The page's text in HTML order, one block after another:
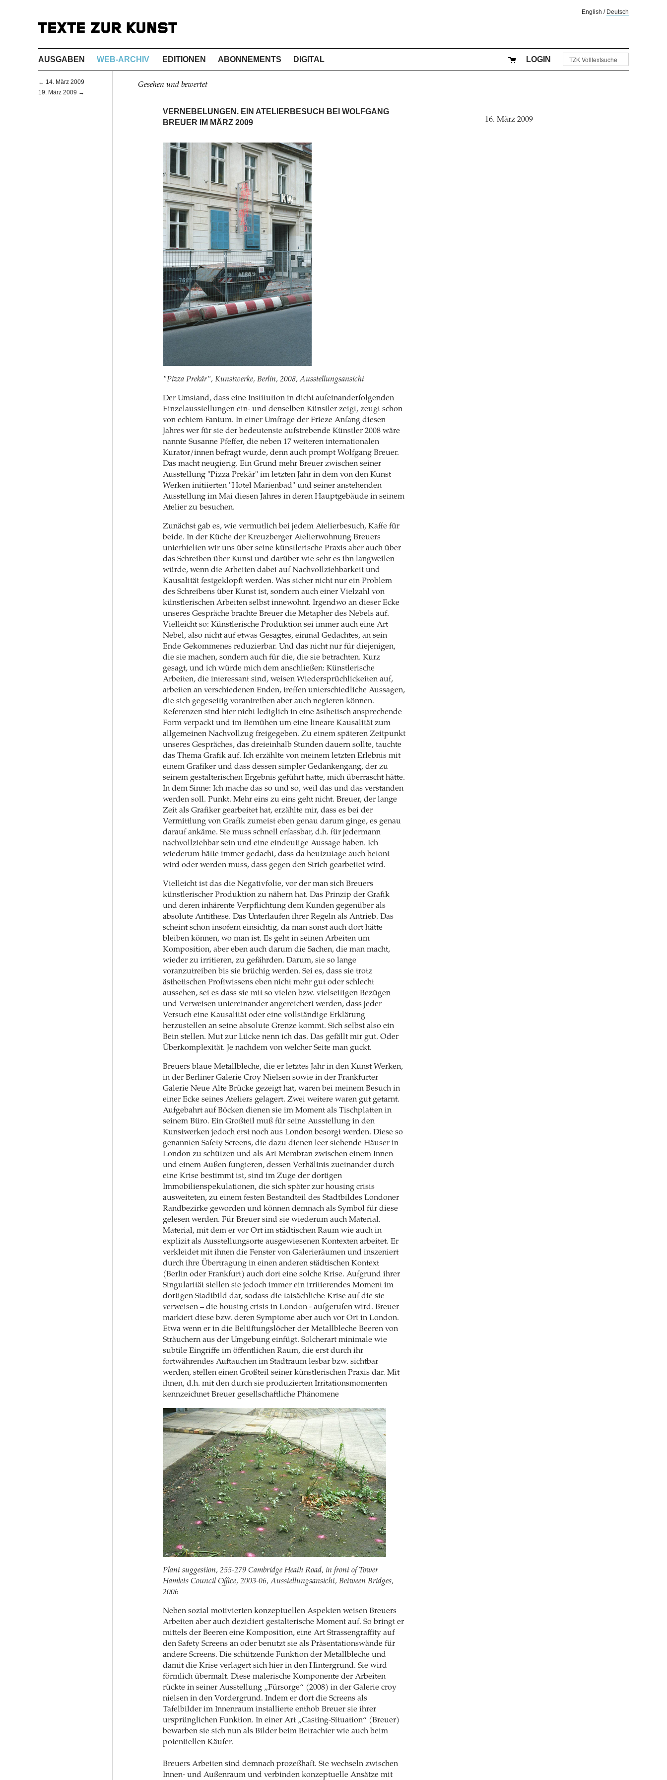
English / Deutsch
AUSGABEN WEB-ARCHIV EDITIONEN ABONNEMENTS DIGITAL LOGIN
← 14. März 2009
19. März 2009 →
Gesehen und bewertet
VERNEBELUNGEN. EIN ATELIERBESUCH BEI WOLFGANG
BREUER IM MÄRZ 2009
"Pizza Prekär", Kunstwerke, Berlin, 2008, Ausstellungsansicht
Der Umstand, dass eine Institution in dicht aufeinanderfolgenden
Einzelausstellungen ein- und denselben Künstler zeigt, zeugt schon
von echtem Fantum. In einer Umfrage der Frieze Anfang diesen
Jahres wer für sie der bedeutenste aufstrebende Künstler 2008 wäre
nannte Susanne Pfeffer, die neben 17 weiteren internationalen
Kurator/innen befragt wurde, denn auch prompt Wolfgang Breuer.
Das macht neugierig. Ein Grund mehr Breuer zwischen seiner
Ausstellung "Pizza Prekär" im letzten Jahr in dem von den Kunst
Werken initiierten "Hotel Marienbad" und seiner anstehenden
Ausstellung im Mai diesen Jahres in deren Hauptgebäude in seinem
Atelier zu besuchen.
Zunächst gab es, wie vermutlich bei jedem Atelierbesuch, Kaffe für
beide. In der Küche der Kreuzberger Atelierwohnung Breuers
unterhielten wir uns über seine künstlerische Praxis aber auch über
das Schreiben über Kunst und darüber wie sehr es ihn langweilen
würde, wenn die Arbeiten dabei auf Nachvollziehbarkeit und
Kausalität festgeklopft werden. Was sicher nicht nur ein Problem
des Schreibens über Kunst ist, sondern auch einer Vielzahl von
künstlerischen Arbeiten selbst innewohnt. Irgendwo an dieser Ecke
unseres Gespräche brachte Breuer die Metapher des Nebels auf.
Vielleicht so: Künstlerische Produktion sei immer auch eine Art
Nebel, also nicht auf etwas Gesagtes, einmal Gedachtes, an sein
Ende Gekommenes reduzierbar. Und das nicht nur für diejenigen,
die sie machen, sondern auch für die, die sie betrachten. Kurz
gesagt, und ich würde mich dem anschließen: Künstlerische
Arbeiten, die interessant sind, weisen Wiedersprüchlickeiten auf,
arbeiten an verschiedenen Enden, treffen unterschiedliche Aussagen,
die sich gegeseitig vorantreiben aber auch negieren können.
Referenzen sind hier nicht lediglich in eine ästhetisch ansprechende
Form verpackt und im Bemühen um eine lineare Kausalität zum
allgemeinen Nachvollzug freigegeben. Zu einem späteren Zeitpunkt
unseres Gespräches, das dreieinhalb Stunden dauern sollte, tauchte
das Thema Grafik auf. Ich erzählte von meinem letzten Erlebnis mit
einem Grafiker und dass dessen simpler Gedankengang, der zu
seinem gestalterischen Ergebnis geführt hatte, mich überrascht hätte.
In dem Sinne: Ich mache das so und so, weil das und das verstanden
werden soll. Punkt. Mehr eins zu eins geht nicht. Breuer, der lange
Zeit als Grafiker gearbeitet hat, erzählte mir, dass es bei der
Vermittlung von Grafik zumeist eben genau darum ginge, es genau
darauf ankäme. Sie muss schnell erfassbar, d.h. für jedermann
nachvollziehbar sein und eine eindeutige Aussage haben. Ich
wiederum hätte immer gedacht, dass da heutzutage auch betont
wird oder werden muss, dass gegen den Strich gearbeitet wird.
Vielleicht ist das die Negativfolie, vor der man sich Breuers
künstlerischer Produktion zu nähern hat. Das Prinzip der Grafik
und deren inhärente Verpflichtung dem Kunden gegenüber als
absolute Antithese. Das Unterlaufen ihrer Regeln als Antrieb. Das
scheint schon insofern einsichtig, da man sonst auch dort hätte
bleiben können, wo man ist. Es geht in seinen Arbeiten um
Komposition, aber eben auch darum die Sachen, die man macht,
wieder zu irritieren, zu gefährden. Darum, sie so lange
voranzutreiben bis sie brüchig werden. Sei es, dass sie trotz
ästhetischen Profiwissens eben nicht mehr gut oder schlecht
aussehen, sei es dass sie mit so vielen bzw. vielseitigen Bezügen
und Verweisen untereinander angereichert werden, dass jeder
Versuch eine Kausalität oder eine vollständige Erklärung
herzustellen an seine absolute Grenze kommt. Sich selbst also ein
Bein stellen. Mut zur Lücke nenn ich das. Das gefällt mir gut. Oder
Überkomplexität. Je nachdem von welcher Seite man guckt.
Breuers blaue Metallbleche, die er letztes Jahr in den Kunst Werken,
in der Berliner Galerie Croy Nielsen sowie in der Frankfurter
Galerie Neue Alte Brücke gezeigt hat, waren bei meinem Besuch in
einer Ecke seines Ateliers gelagert. Zwei weitere waren gut getarnt.
Aufgebahrt auf Böcken dienen sie im Moment als Tischplatten in
seinem Büro. Ein Großteil muß für seine Ausstellung in den
Kunstwerken jedoch erst noch aus London besorgt werden. Diese so
genannten Safety Screens, die dazu dienen leer stehende Häuser in
London zu schützen und als Art Membran zwischen einem Innen
und einem Außen fungieren, dessen Verhältnis zueinander durch
eine Krise bestimmt ist, sind im Zuge der dortigen
Immobilienspekulationen, die sich später zur housing crisis
ausweiteten, zu einem festen Bestandteil des Stadtbildes Londoner
Randbezirke geworden und können demnach als Symbol für diese
gelesen werden. Für Breuer sind sie wiederum auch Material.
Material, mit dem er vor Ort im städtischen Raum wie auch in
explizit als Ausstellungsorte ausgewiesenen Kontexten arbeitet. Er
verkleidet mit ihnen die Fenster von Galerieräumen und inszeniert
durch ihre Übertragung in einen anderen städtischen Kontext
(Berlin oder Frankfurt) auch dort eine solche Krise. Aufgrund ihrer
Singularität stellen sie jedoch immer ein irritierendes Moment im
dortigen Stadtbild dar, sodass die tatsächliche Krise auf die sie
verweisen – die housing crisis in London - aufgerufen wird. Breuer
markiert diese bzw. deren Symptome aber auch vor Ort in London.
Etwa wenn er in die Belüftungslöcher der Metallbleche Beeren von
Sträuchern aus der Umgebung einfügt. Solcherart minimale wie
subtile Eingriffe im öffentlichen Raum, die erst durch ihr
fortwährendes Auftauchen im Stadtraum lesbar bzw. sichtbar
werden, stellen einen Großteil seiner künstlerischen Praxis dar. Mit
ihnen, d.h. mit den durch sie produzierten Irritationsmomenten
kennzeichnet Breuer gesellschaftliche Phänomene
Plant suggestion, 255-279 Cambridge Heath Road, in front of Tower
Hamlets Council Office, 2003-06, Ausstellungsansicht, Between Bridges,
2006
Neben sozial motivierten konzeptuellen Aspekten weisen Breuers
Arbeiten aber auch dezidiert gestalterische Moment auf. So bringt er
mittels der Beeren eine Komposition, eine Art Strassengraffity auf
den Safety Screens an oder benutzt sie als Präsentationswände für
andere Screens. Die schützende Funktion der Metallbleche und
damit die Krise verlagert sich hier in den Hintergrund. Sie wird
förmlich übermalt. Diese malerische Komponente der Arbeiten
rückte in seiner Ausstellung „Fürsorge“ (2008) in der Galerie croy
nielsen in den Vordergrund. Indem er dort die Screens als
Tafelbilder im Innenraum installierte enthob Breuer sie ihrer
ursprünglichen Funktion. In einer Art „Casting-Situation“ (Breuer)
bewarben sie sich nun als Bilder beim Betrachter wie auch beim
potentiellen Käufer.
Breuers Arbeiten sind demnach prozeßhaft. Sie wechseln zwischen
Innen- und Außenraum und verbinden konzeptuelle Ansätze mit
16. März 2009